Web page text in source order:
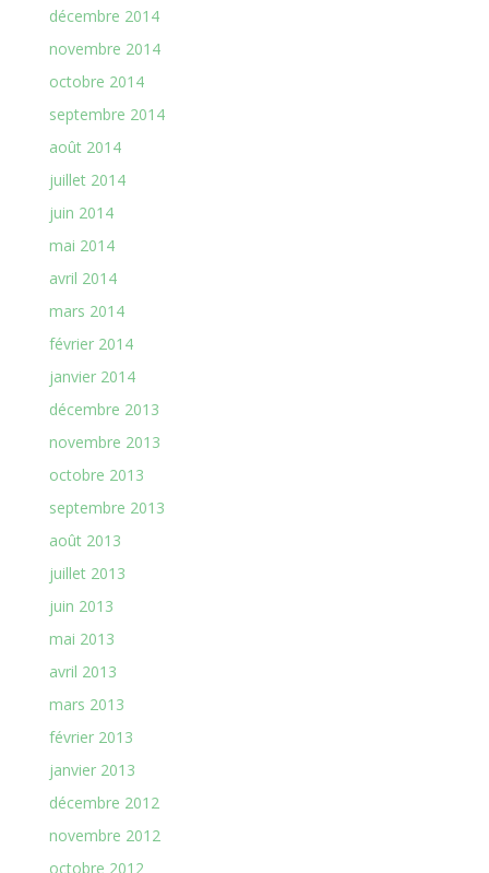
décembre 2014
novembre 2014
octobre 2014
septembre 2014
août 2014
juillet 2014
juin 2014
mai 2014
avril 2014
mars 2014
février 2014
janvier 2014
décembre 2013
novembre 2013
octobre 2013
septembre 2013
août 2013
juillet 2013
juin 2013
mai 2013
avril 2013
mars 2013
février 2013
janvier 2013
décembre 2012
novembre 2012
octobre 2012